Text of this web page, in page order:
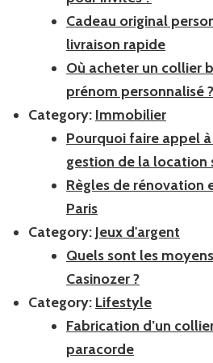
Cadeau original
livraison rapide
Où acheter un collier
prénom personnalisé ?
Category: Immobilier
Pourquoi faire appel
gestion de la location
Règles de rénovation
Paris
Category: Jeux d'argent
Quels sont les
Casinozer ?
Category: Lifestyle
Fabrication d’un
paracorde